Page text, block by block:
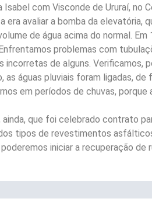
Isabel com Visconde de Ururaí, no
era avaliar a bomba da elevatória,
de água acima do normal.
problemas com
incorretas de alguns. Verificamos,
as águas pluviais foram ligadas,
em períodos de chuvas,
que foi celebrado contrato
tipos de revestimentos
iniciar a recuperação